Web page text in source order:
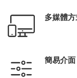
多媒體
簡易介